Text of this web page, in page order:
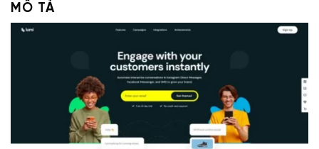
MÔ TẢ